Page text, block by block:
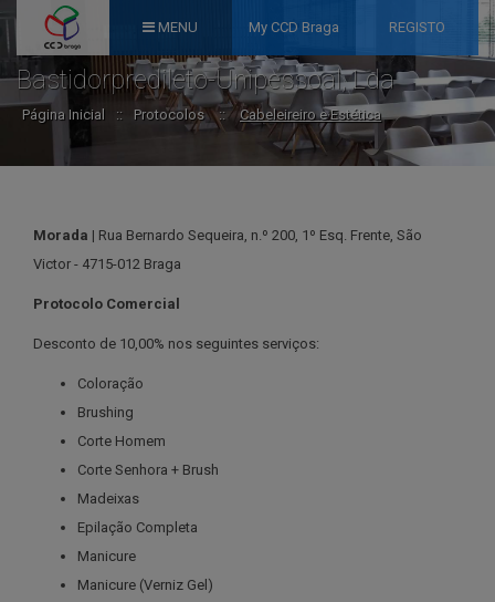
MENU My CCD Braga REGISTO
Bastidorpredileto-Unipessoal, Lda
Página Inicial :: Protocolos :: Cabeleireiro e Estética
Morada | Rua Bernardo Sequeira, n.º 200, 1º Esq. Frente, São
Victor - 4715-012 Braga
Protocolo Comercial
Desconto de 10,00% nos seguintes serviços:
Coloração
Brushing
Corte Homem
Corte Senhora + Brush
Madeixas
Epilação Completa
Manicure
Manicure (Verniz Gel)